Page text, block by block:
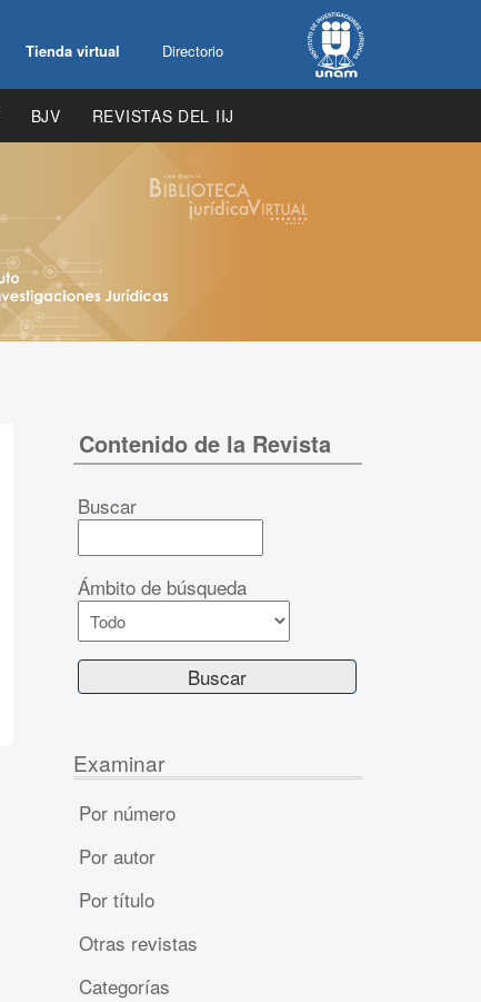
Tienda virtual Directorio
BJV REVISTAS DEL IIJ
Contenido de la Revista
Buscar
Ámbito de búsqueda
Examinar
Por número
Por autor
Por título
Otras revistas
Categorías